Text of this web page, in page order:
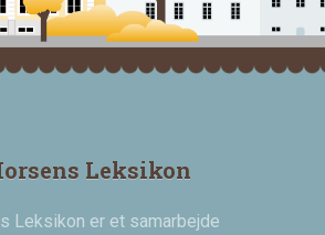
Leksikon
Leksikon er et samarbejde